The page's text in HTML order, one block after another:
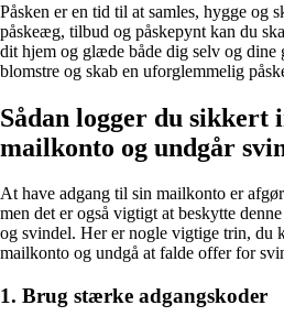
Påsken er en tid til at samles, hygge og
påskeæg, tilbud og påskepynt kan du
dit hjem og glæde både dig selv og dine
blomstre og skab en uforglemmelig
Sådan logger du sikkert
mailkonto og undgår
At have adgang til sin mailkonto er
men det er også vigtigt at beskytte
og svindel. Her er nogle vigtige trin, du
mailkonto og undgå at falde offer for
1. Brug stærke adgangskoder